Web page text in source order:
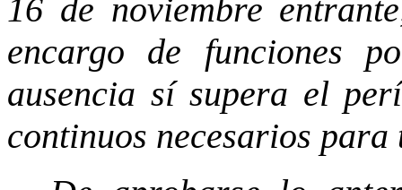
16 de noviembre
encargo de funciones
ausencia sí supera el
continuos necesarios